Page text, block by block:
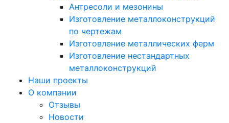
Антресоли и мезонины
Изготовление металлоконструкций
по чертежам
Изготовление металлических ферм
Изготовление нестандартных
металлоконструкций
Наши проекты
О компании
Отзывы
Новости